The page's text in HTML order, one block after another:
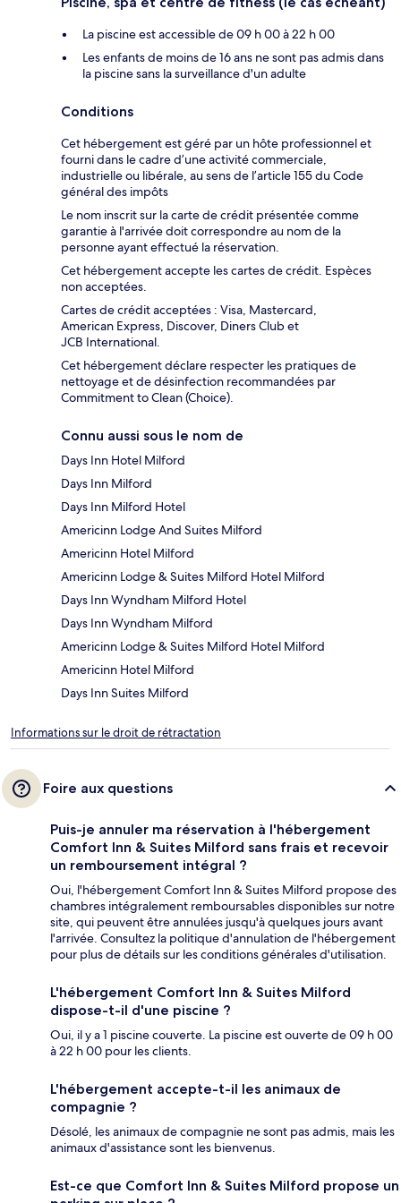
La piscine est accessible de 09 h 00 à 22 h 00
Les enfants de moins de 16 ans ne sont pas admis dans
la piscine sans la surveillance d'un adulte
Conditions
Cet hébergement est géré par un hôte professionnel et
fourni dans le cadre d’une activité commerciale,
industrielle ou libérale, au sens de l’article 155 du Code
général des impôts
Le nom inscrit sur la carte de crédit présentée comme
garantie à l'arrivée doit correspondre au nom de la
personne ayant effectué la réservation.
Cet hébergement accepte les cartes de crédit. Espèces
non acceptées.
Cartes de crédit acceptées : Visa, Mastercard,
American Express, Discover, Diners Club et
JCB International.
Cet hébergement déclare respecter les pratiques de
nettoyage et de désinfection recommandées par
Commitment to Clean (Choice).
Connu aussi sous le nom de
Days Inn Hotel Milford
Days Inn Milford
Days Inn Milford Hotel
Americinn Lodge And Suites Milford
Americinn Hotel Milford
Americinn Lodge & Suites Milford Hotel Milford
Days Inn Wyndham Milford Hotel
Days Inn Wyndham Milford
Americinn Lodge & Suites Milford Hotel Milford
Americinn Hotel Milford
Days Inn Suites Milford
Informations sur le droit de rétractation
Foire aux questions
Puis-je annuler ma réservation à l'hébergement
Comfort Inn & Suites Milford sans frais et recevoir
un remboursement intégral ?
Oui, l'hébergement Comfort Inn & Suites Milford propose des
chambres intégralement remboursables disponibles sur notre
site, qui peuvent être annulées jusqu'à quelques jours avant
l'arrivée. Consultez la politique d'annulation de l'hébergement
pour plus de détails sur les conditions générales d'utilisation.
L'hébergement Comfort Inn & Suites Milford
dispose-t-il d'une piscine ?
Oui, il y a 1 piscine couverte. La piscine est ouverte de 09 h 00
à 22 h 00 pour les clients.
L'hébergement accepte-t-il les animaux de
compagnie ?
Désolé, les animaux de compagnie ne sont pas admis, mais les
animaux d'assistance sont les bienvenus.
Est-ce que Comfort Inn & Suites Milford propose un